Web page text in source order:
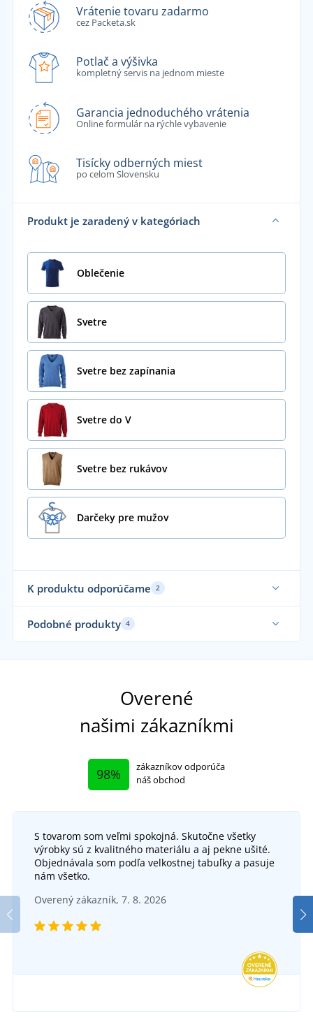
Vrátenie tovaru zadarmo
cez Packeta.sk
Potlač a výšivka
kompletný servis na jednom mieste
Garancia jednoduchého vrátenia
Online formulár na rýchle vybavenie
Tisícky odberných miest
po celom Slovensku
Produkt je zaradený v kategóriach
Oblečenie
Svetre
Svetre bez zapínania
Svetre do V
Svetre bez rukávov
Darčeky pre mužov
K produktu odporúčame 2
+7
Dámsky sveter bez rukávov JN656
SKLADOM
v utorok 11. 8.
Podobné produkty 4
+6
Pánsky bavlnený sveter JN659
35,59 €
Overené
našimi zákazníkmi
98%
zákazníkov odporúča
náš obchod
S tovarom som veľmi spokojná. Skutočne všetky
výrobky sú z kvalitného materiálu a aj pekne ušité.
Objednávala som podľa velkostnej tabuľky a pasuje
nám všetko.
Overený zákazník, 7. 8. 2026